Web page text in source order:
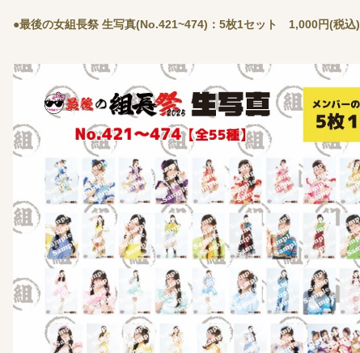
●最後の女組長祭 生写真(No.421~474)：5枚1セット 1,000円(税込)